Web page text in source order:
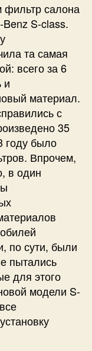
салона
S-class.
та самая
всего за 6
и
материал.
с
35
году было
Впрочем,
в один
по сути, были
пытались
для этого
модели S-